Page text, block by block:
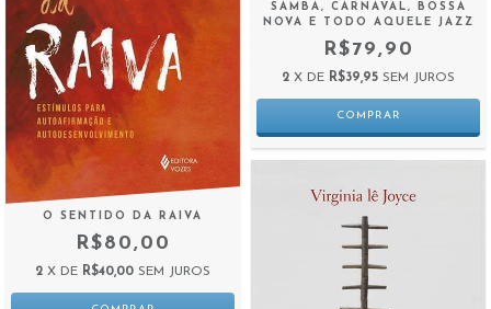
O SENTIDO DA RAIVA
R$80,00
2 X DE R$40,00 SEM JUROS
SAMBA, CARNAVAL, BOSSA
NOVA E TODO AQUELE JAZZ
R$79,90
2 X DE R$39,95 SEM JUROS